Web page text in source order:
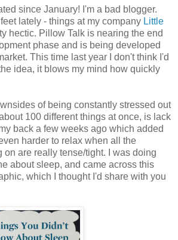
since January! I'm a bad blogger.
lately - things at my company Little
hectic. Pillow Talk is nearing the end
phase and is being developed
This time last year I don't think I'd
idea, it blows my mind how quickly
of being constantly stressed out
100 different things at once, is lack
back a few weeks ago which added
harder to relax when all the
on are really tense/tight. I was doing
about sleep, and came across this
which I thought I'd share with you